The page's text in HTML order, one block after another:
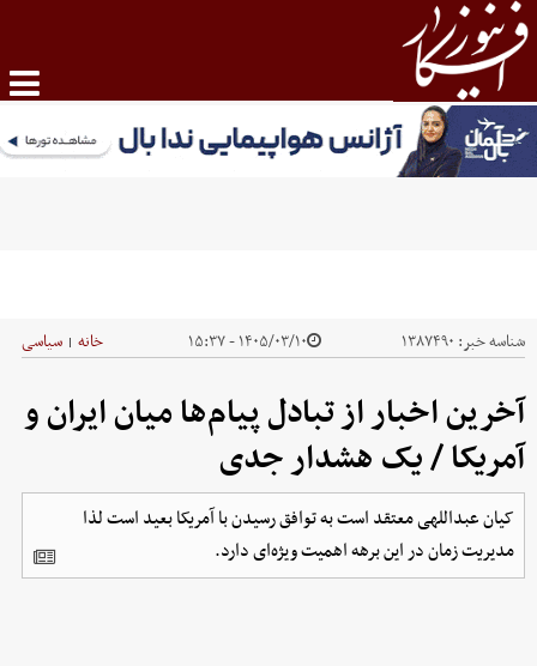
شناسه خبر: ۱۳۸۷۴۹۰ ۱۴۰۵/۰۳/۱۰ - ۱۵:۳۷ خانه | سیاسی
آخرین اخبار از تبادل پیام‌ها میان ایران و
آمریکا / یک هشدار جدی
کیان عبداللهی معتقد است به توافق رسیدن با آمریکا بعید است لذا
مدیریت زمان در این برهه اهمیت ویژه‌ای دارد.